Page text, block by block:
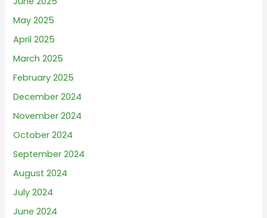
May 2025
April 2025
March 2025
February 2025
December 2024
November 2024
October 2024
September 2024
August 2024
July 2024
June 2024